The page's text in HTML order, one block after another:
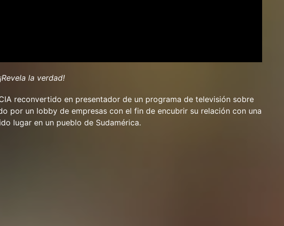
la verdad!
reconvertido en presentador de un programa de televisión sobre
por un lobby de empresas con el fin de encubrir su relación con una
lugar en un pueblo de Sudamérica.